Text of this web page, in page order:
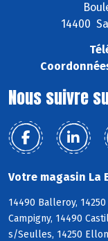
14400
Nous suivre
Votre magasin La
14490 Balleroy,
Campigny, 14490
s/Seulles, 14250